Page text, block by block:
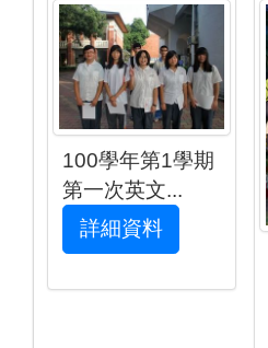
100學年第1學期
第一次英文...
詳細資料